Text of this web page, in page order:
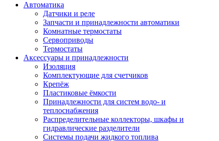
Автоматика
Датчики и реле
Запчасти и принадлежности автоматики
Комнатные термостаты
Сервоприводы
Термостаты
Аксессуары и принадлежности
Изоляция
Комплектующие для счетчиков
Крепёж
Пластиковые ёмкости
Принадлежности для систем водо- и
теплоснабжения
Распределительные коллекторы, шкафы и
гидравлические разделители
Системы подачи жидкого топлива